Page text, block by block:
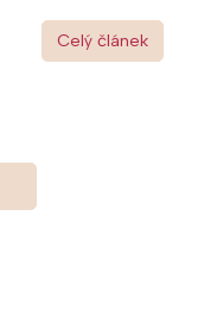
Celý článek